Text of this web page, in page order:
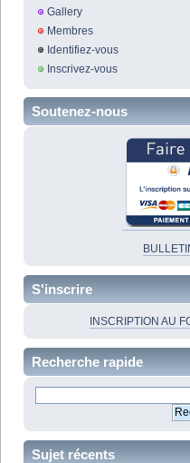
Gallery
Membres
Identifiez-vous
Inscrivez-vous
Soutenez-nous
S'inscrire
INSCRIPTION AU
Recherche rapide
Sujet récents